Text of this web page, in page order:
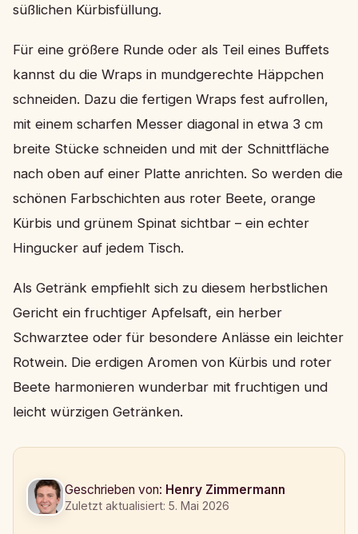
süßlichen Kürbisfüllung.
Für eine größere Runde oder als Teil eines Buffets
kannst du die Wraps in mundgerechte Häppchen
schneiden. Dazu die fertigen Wraps fest aufrollen,
mit einem scharfen Messer diagonal in etwa 3 cm
breite Stücke schneiden und mit der Schnittfläche
nach oben auf einer Platte anrichten. So werden die
schönen Farbschichten aus roter Beete, orange
Kürbis und grünem Spinat sichtbar – ein echter
Hingucker auf jedem Tisch.
Als Getränk empfiehlt sich zu diesem herbstlichen
Gericht ein fruchtiger Apfelsaft, ein herber
Schwarztee oder für besondere Anlässe ein leichter
Rotwein. Die erdigen Aromen von Kürbis und roter
Beete harmonieren wunderbar mit fruchtigen und
leicht würzigen Getränken.
Geschrieben von: Henry Zimmermann
Zuletzt aktualisiert: 5. Mai 2026